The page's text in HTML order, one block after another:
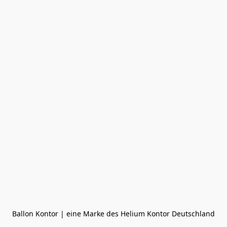
Ballon Kontor | eine Marke des Helium Kontor Deutschland